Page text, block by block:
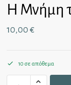
Η Μνήμη
10,00 €
10 σε απόθεμα